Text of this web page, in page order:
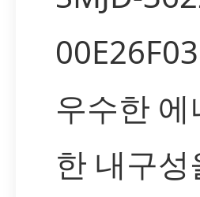
우수한
한 내구